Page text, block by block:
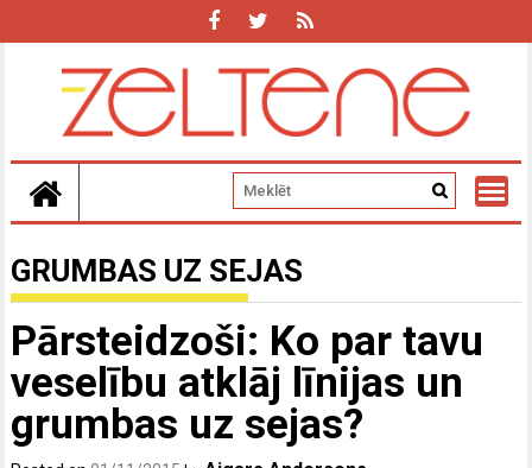
GRUMBAS UZ SEJAS
Pārsteidzoši: Ko par tavu
veselību atklāj līnijas un
grumbas uz sejas?